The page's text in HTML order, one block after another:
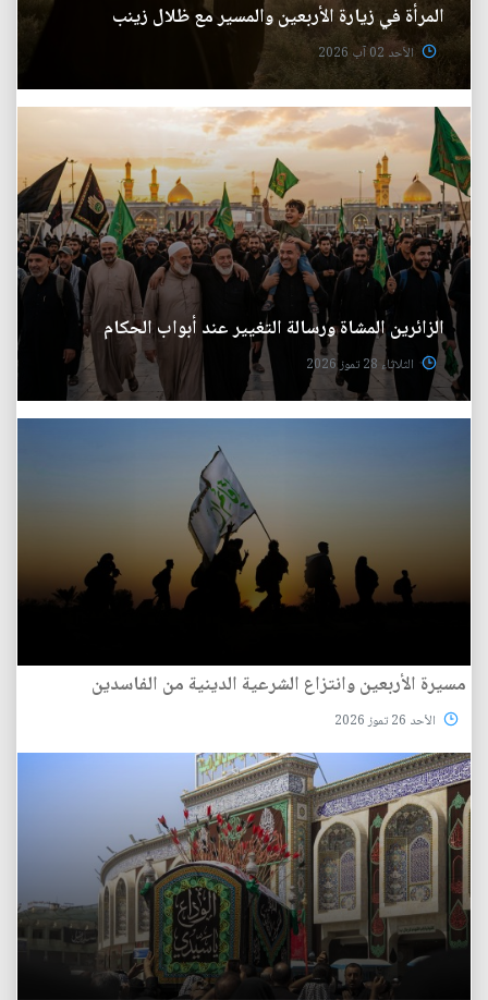
المرأة في زيارة الأربعين والمسير مع ظلال زينب
الأحد 02 آب 2026
الزائرين المشاة ورسالة التغيير عند أبواب الحكام
الثلاثاء 28 تموز 2026
مسيرة الأربعين وانتزاع الشرعية الدينية من الفاسدين
الأحد 26 تموز 2026